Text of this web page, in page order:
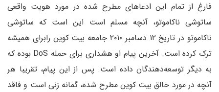
فارغ از تمام این ادعاهای مطرح شده در مورد هویت واقعی
ساتوشی ناکاموتو، آنچه مسلم است این است که ساتوشی
ناکاموتو در تاریخ ۱۲ دسامبر ۲۰۱۰ جامعه بیت کوین رابرای همیشه
ترک کرده است. آخرین پیام او هشداری برای حمله DoS بوده که
به دیگر توسعه‌دهندگان داده است. پس از این پیام، تقریبا هر
آنچه در مورد خالق بیت کوین مطرح شده، گمانه زنی است و فاقد